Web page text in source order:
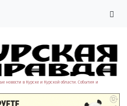
новости в Курске и Курской области. События и